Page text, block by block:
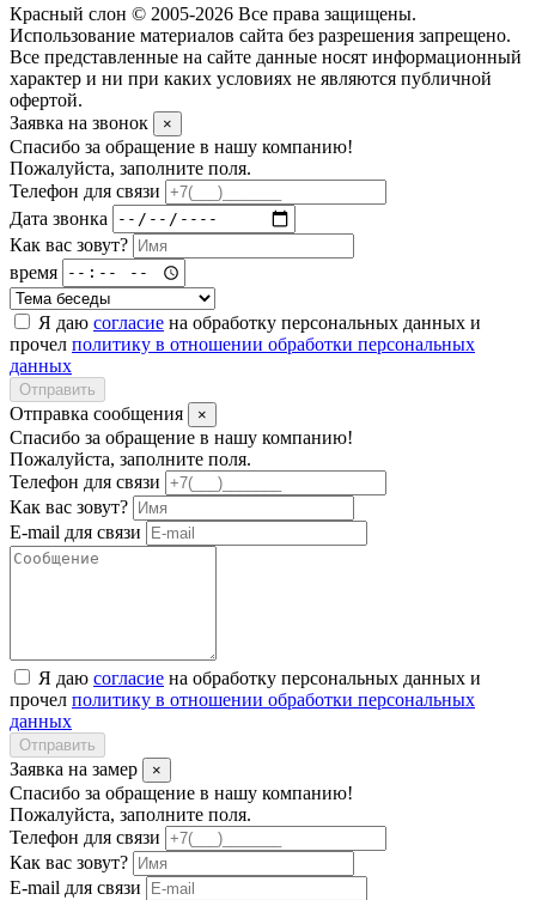
Красный слон © 2005-2026 Все права защищены.
Использование материалов сайта без разрешения запрещено.
Все представленные на сайте данные носят информационный
характер и ни при каких условиях не являются публичной
офертой.
Заявка на звонок
×
Спасибо за обращение в нашу компанию!
Пожалуйста, заполните поля.
Телефон для связи
Дата звонка
Как вас зовут?
время
Я даю согласие на обработку персональных данных и
прочел политику в отношении обработки персональных
данных
Отправить
Отправка сообщения ×
Спасибо за обращение в нашу компанию!
Пожалуйста, заполните поля.
Телефон для связи
Как вас зовут?
E-mail для связи
Я даю согласие на обработку персональных данных и
прочел политику в отношении обработки персональных
данных
Отправить
Заявка на замер ×
Спасибо за обращение в нашу компанию!
Пожалуйста, заполните поля.
Телефон для связи
Как вас зовут?
E-mail для связи